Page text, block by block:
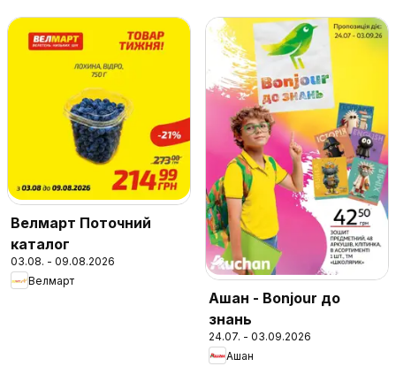
Велмарт Поточний
каталог
03.08. - 09.08.2026
Велмарт
Ашан - Bonjour до
знань
24.07. - 03.09.2026
Ашан